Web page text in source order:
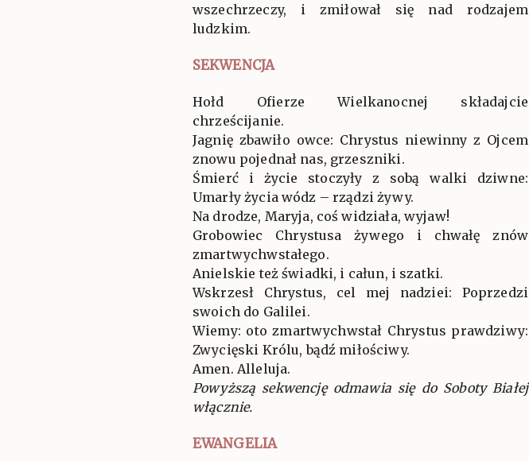
wszechrzeczy, i zmiłował się nad rodzajem
ludzkim.
SEKWENCJA
Hołd Ofierze Wielkanocnej składajcie
chrześcijanie.
Jagnię zbawiło owce: Chrystus niewinny z Ojcem
znowu pojednał nas, grzeszniki.
Śmierć i życie stoczyły z sobą walki dziwne:
Umarły życia wódz – rządzi żywy.
Na drodze, Maryja, coś widziała, wyjaw!
Grobowiec Chrystusa żywego i chwałę znów
zmartwychwstałego.
Anielskie też świadki, i całun, i szatki.
Wskrzesł Chrystus, cel mej nadziei: Poprzedzi
swoich do Galilei.
Wiemy: oto zmartwychwstał Chrystus prawdziwy:
Zwycięski Królu, bądź miłościwy.
Amen. Alleluja.
Powyższą sekwencję odmawia się do Soboty Białej
włącznie.
EWANGELIA